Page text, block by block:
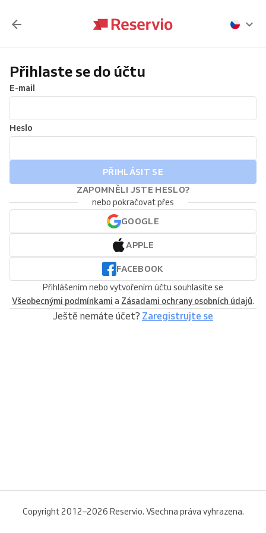
Přihlaste se do účtu
E-mail
Heslo
PŘIHLÁSIT SE
ZAPOMNĚLI JSTE HESLO?
nebo pokračovat přes
GOOGLE
APPLE
FACEBOOK
Přihlášením nebo vytvořením účtu souhlasíte se
Všeobecnými podmínkami a Zásadami ochrany osobních údajů.
Ještě nemáte účet? Zaregistrujte se
Copyright 2012–2026 Reservio. Všechna práva vyhrazena.